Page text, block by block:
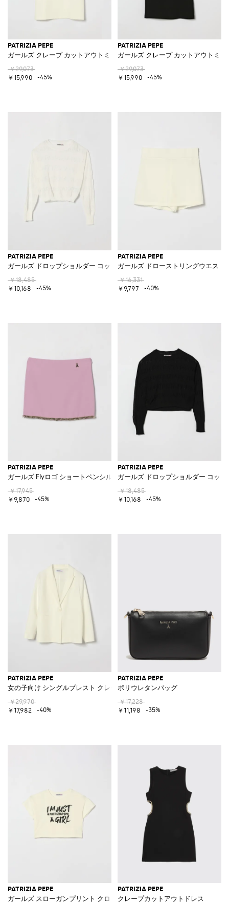
PATRIZIA PEPE
ガールズ クレープ カットアウトミニドレス
￥29,073
￥15,990
-45%
PATRIZIA PEPE
ガールズ クレープ カットアウトミニ
￥29,073
￥15,990
-45%
PATRIZIA PEPE
ガールズ ドロップショルダー コットンセーター
￥18,485
￥10,168
-45%
PATRIZIA PEPE
ガールズ ドローストリングウエスト
￥16,331
￥9,797
-40%
PATRIZIA PEPE
ガールズ Flyロゴ ショートペンシルスカート
￥17,945
￥9,870
-45%
PATRIZIA PEPE
ガールズ ドロップショルダー コッ
￥18,485
￥10,168
-45%
PATRIZIA PEPE
女の子向け シングルブレスト クレープブレザー ラペル付き
￥29,970
￥17,982
-40%
PATRIZIA PEPE
ポリウレタンバッグ
￥17,228
￥11,198
-35%
PATRIZIA PEPE
ガールズ スローガンプリント クロップドコットンTシャツ
PATRIZIA PEPE
クレープカットアウトドレス